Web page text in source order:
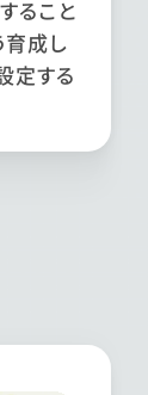
ること
育成し
定する